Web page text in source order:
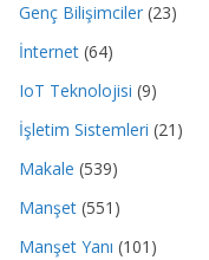
Genç Bilişimciler (23)
İnternet (64)
IoT Teknolojisi (9)
İşletim Sistemleri (21)
Makale (539)
Manşet (551)
Manşet Yanı (101)